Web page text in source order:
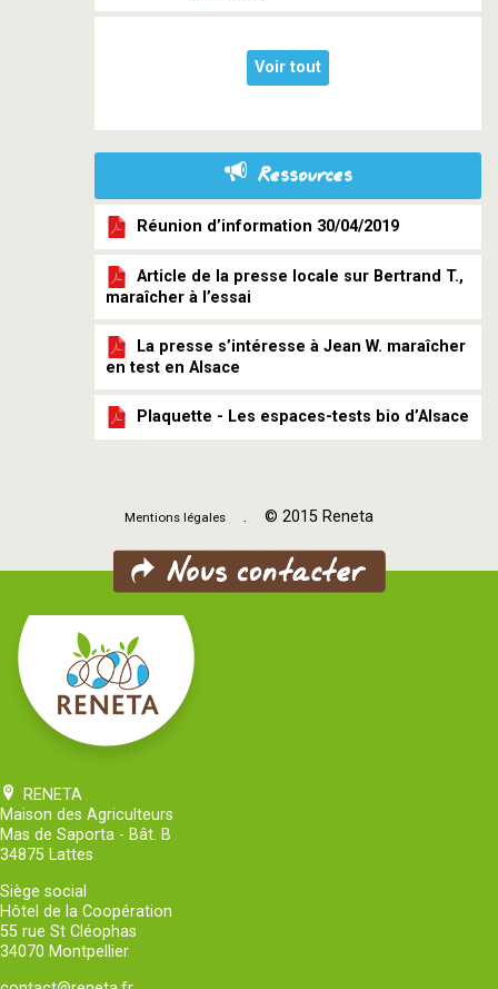
Voir tout
Ressources
Réunion d’information 30/04/2019
Article de la presse locale sur Bertrand T.,
maraîcher à l’essai
La presse s’intéresse à Jean W. maraîcher
en test en Alsace
Plaquette - Les espaces-tests bio d’Alsace
Mentions légales . © 2015 Reneta
RENETA
Maison des Agriculteurs
Mas de Saporta - Bât. B
34875 Lattes
Siège social
Hôtel de la Coopération
55 rue St Cléophas
34070 Montpellier